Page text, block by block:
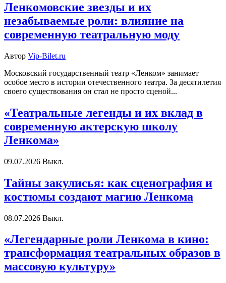
Ленкомовские звезды и их
незабываемые роли: влияние на
современную театральную моду
Автор Vip-Bilet.ru
Московский государственный театр «Ленком» занимает
особое место в истории отечественного театра. За десятилетия
своего существования он стал не просто сценой...
«Театральные легенды и их вклад в
современную актерскую школу
Ленкома»
09.07.2026 Выкл.
Тайны закулисья: как сценография и
костюмы создают магию Ленкома
08.07.2026 Выкл.
«Легендарные роли Ленкома в кино:
трансформация театральных образов в
массовую культуру»